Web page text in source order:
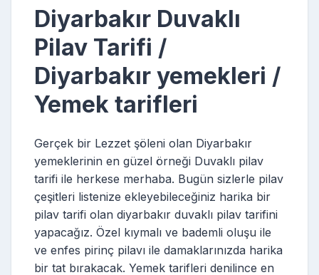
Diyarbakır Duvaklı
Pilav Tarifi /
Diyarbakır yemekleri /
Yemek tarifleri
Gerçek bir Lezzet şöleni olan Diyarbakır
yemeklerinin en güzel örneği Duvaklı pilav
tarifi ile herkese merhaba. Bugün sizlerle pilav
çeşitleri listenize ekleyebileceğiniz harika bir
pilav tarifi olan diyarbakır duvaklı pilav tarifini
yapacağız. Özel kıymalı ve bademli oluşu ile
ve enfes pirinç pilavı ile damaklarınızda harika
bir tat bırakacak. Yemek tarifleri denilince en